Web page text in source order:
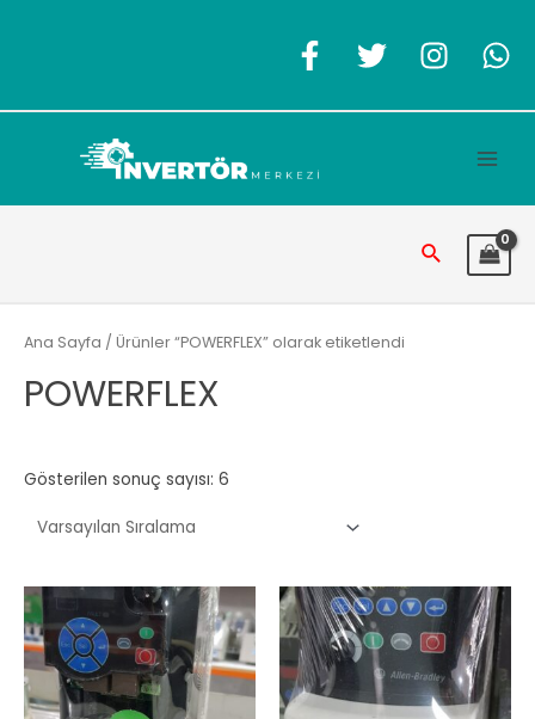
Arama
Ana Sayfa / Ürünler “POWERFLEX” olarak etiketlendi
POWERFLEX
Gösterilen sonuç sayısı: 6